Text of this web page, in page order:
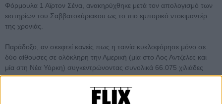
Φόρμουλα 1 Αϊρτον Σένα, ανακηρύχθηκε μετά τον απολογισμό των
ειστηρίων του Σαββατοκύριακου ως το πιο εμπορικό ντοκιμαντέρ
της χρονιάς.
Παράδοξο, αν σκεφτεί κανείς πως η ταινία κυκλοφόρησε μόνο σε
δύο αίθουσες σε ολόκληρη την Αμερική (μία στο Λος Αντζελες και
μία στη Νέα Υόρκη) συγκεντρώνοντας συνολικά 66.075 χιλιάδες
δολάρια στο πρώτο τρίημερο προβολής του.
Μέχρι στιγμής, το «Senna» έχει κυκλοφορήσει σε επτά χώρες